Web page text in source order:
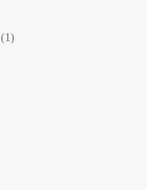
(1)